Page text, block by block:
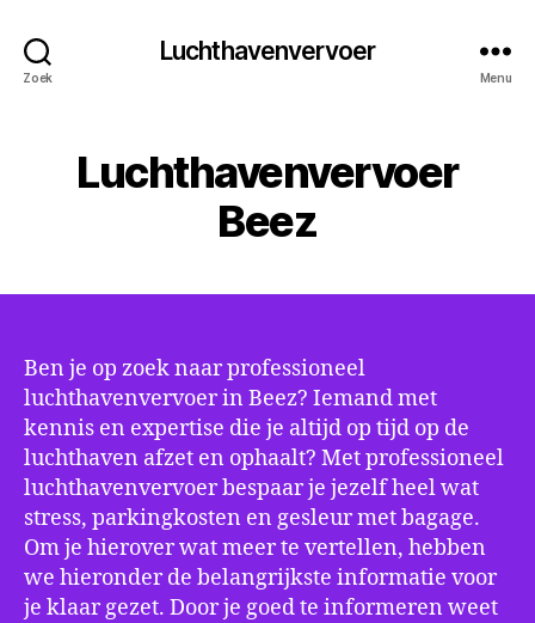
Zoek
Luchthavenvervoer
Menu
Luchthavenvervoer
Beez
Ben je op zoek naar professioneel
luchthavenvervoer in Beez? Iemand met
kennis en expertise die je altijd op tijd op de
luchthaven afzet en ophaalt? Met professioneel
luchthavenvervoer bespaar je jezelf heel wat
stress, parkingkosten en gesleur met bagage.
Om je hierover wat meer te vertellen, hebben
we hieronder de belangrijkste informatie voor
je klaar gezet. Door je goed te informeren weet